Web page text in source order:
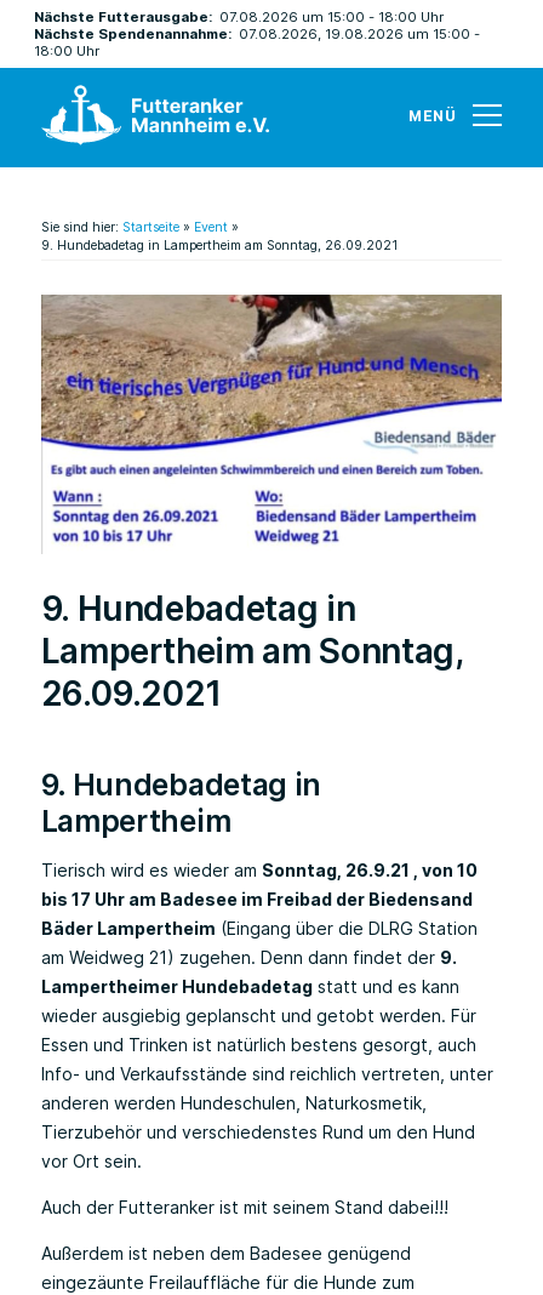
Nächste Futterausgabe: 07.08.2026 um 15:00 - 18:00 Uhr
Nächste Spendenannahme: 07.08.2026, 19.08.2026 um 15:00 -
18:00 Uhr
MENÜ
Sie sind hier: Startseite» Event»
9. Hundebadetag in Lampertheim am Sonntag, 26.09.2021
9. Hundebadetag in
Lampertheim am Sonntag,
26.09.2021
9. Hundebadetag in
Lampertheim
Tierisch wird es wieder am Sonntag, 26.9.21 , von 10
bis 17 Uhr am Badesee im Freibad der Biedensand
Bäder Lampertheim (Eingang über die DLRG Station
am Weidweg 21) zugehen. Denn dann findet der 9.
Lampertheimer Hundebadetagstatt und es kann
wieder ausgiebig geplanscht und getobt werden. Für
Essen und Trinken ist natürlich bestens gesorgt, auch
Info- und Verkaufsstände sind reichlich vertreten, unter
anderen werden Hundeschulen, Naturkosmetik,
Tierzubehör und verschiedenstes Rund um den Hund
vor Ort sein.
Auch der Futteranker ist mit seinem Stand dabei!!!
Außerdem ist neben dem Badesee genügend
eingezäunte Freilauffläche für die Hunde zum